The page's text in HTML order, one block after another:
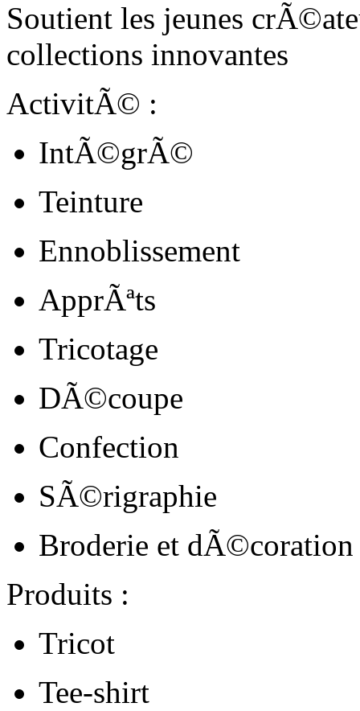
Soutient les jeunes
collections innovantes
ActivitÃ© :
IntÃ©grÃ©
Teinture
Ennoblissement
ApprÃªts
Tricotage
DÃ©coupe
Confection
SÃ©rigraphie
Broderie et dÃ©coration
Produits :
Tricot
Tee-shirt